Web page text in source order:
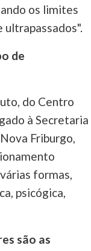
os limites
de
do Centro
à Secretaria
Friburgo,
formas,
psicógica,
são as